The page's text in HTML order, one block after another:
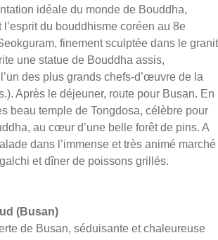
idéale du monde de Bouddha,
du bouddhisme coréen au 8e
finement sculptée dans le granit
une statue de Bouddha assis,
des plus grands chefs-d’œuvre de la
Après le déjeuner, route pour Busan. En
beau temple de Tongdosa, célèbre pour
au cœur d’une belle forêt de pins. A
dans l’immense et très animé marché
et dîner de poissons grillés.
(Busan)
de Busan, séduisante et chaleureuse